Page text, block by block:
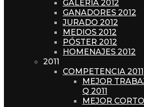
GALERÍA 2012
GANADORES 2012
JURADO 2012
MEDIOS 2012
PÓSTER 2012
HOMENAJES 2012
2011
COMPETENCIA 2011
MEJOR
Q 2011
MEJOR